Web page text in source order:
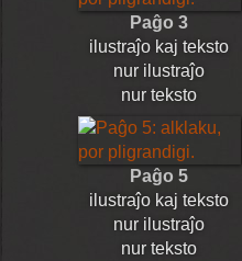
Paĝo 3
ilustraĵo kaj teksto
nur ilustraĵo
nur teksto
Paĝo 5
ilustraĵo kaj teksto
nur ilustraĵo
nur teksto